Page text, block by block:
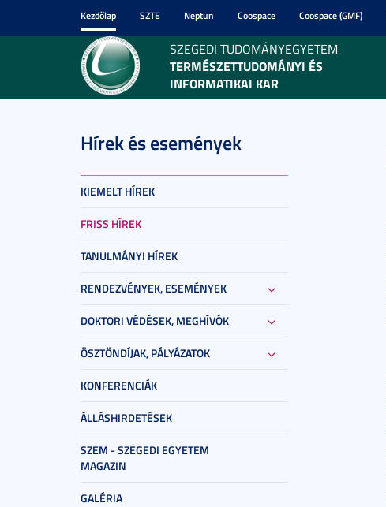
Kezdőlap SZTE Neptun Coospace Coospace (GMF)
SZEGEDI TUDOMÁNYEGYETEM
TERMÉSZETTUDOMÁNYI ÉS
INFORMATIKAI KAR
Hírek és események
KIEMELT HÍREK
FRISS HÍREK
TANULMÁNYI HÍREK
RENDEZVÉNYEK, ESEMÉNYEK
DOKTORI VÉDÉSEK, MEGHÍVÓK
ÖSZTÖNDÍJAK, PÁLYÁZATOK
KONFERENCIÁK
ÁLLÁSHIRDETÉSEK
SZEM - SZEGEDI EGYETEM
MAGAZIN
GALÉRIA